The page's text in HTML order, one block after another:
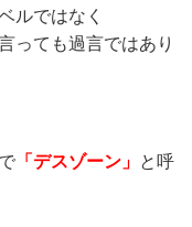
ルではなく
っても過言ではあり
「デスゾーン」 と呼